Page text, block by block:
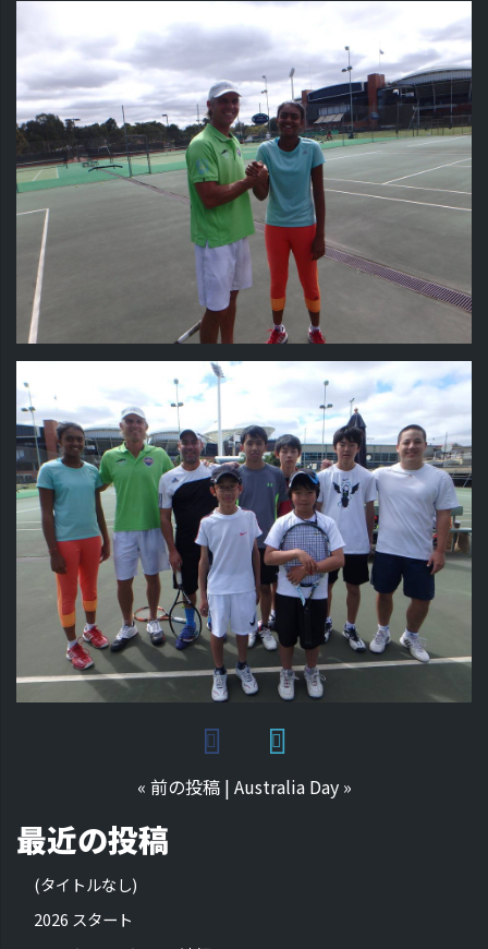
« 前の投稿| Australia Day»
最近の投稿
(タイトルなし)
2026 スタート